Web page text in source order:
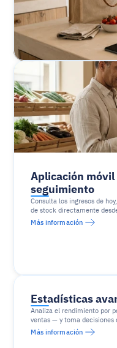
Aplicación móvil
seguimiento
Consulta los ingresos de
de stock directamente
Más información
Estadísticas
Analiza el rendimiento por
ventas — y toma
Más información